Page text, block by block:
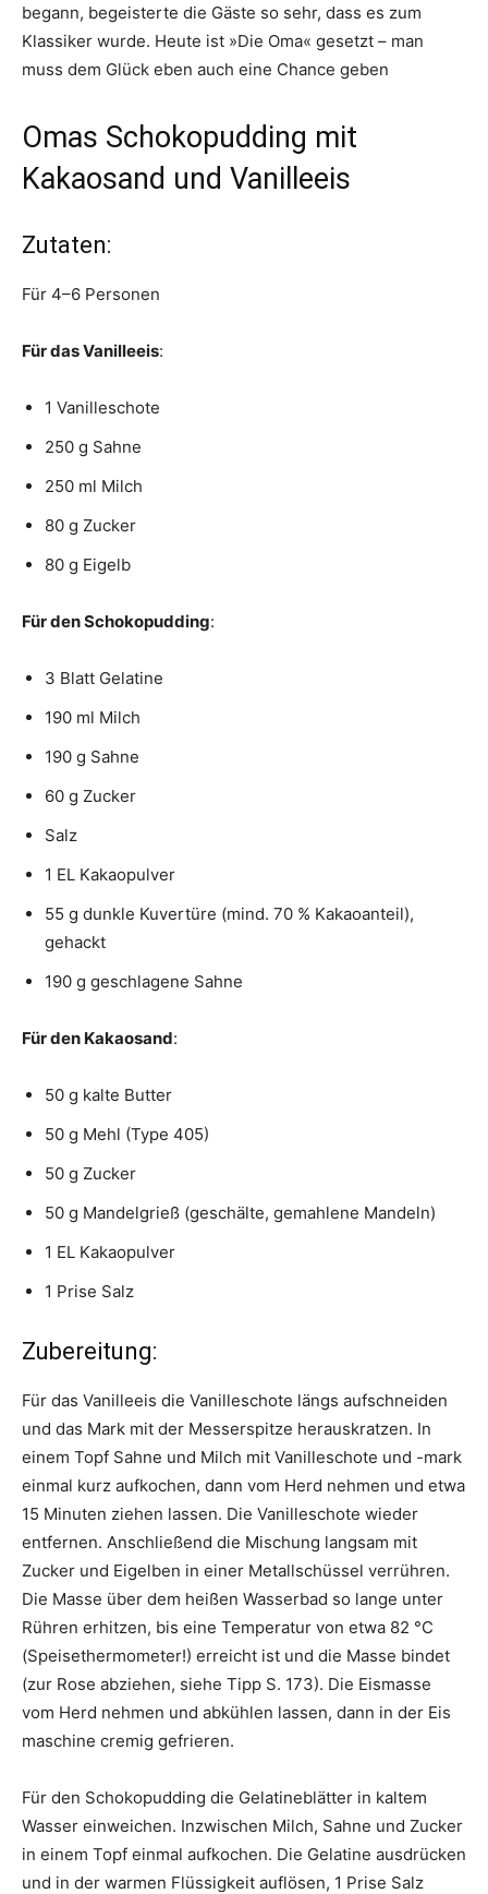
begann, begeisterte die Gäste so sehr, dass es zum
Klassiker wurde. Heute ist »Die Oma« gesetzt – man
muss dem Glück eben auch eine Chance geben
Omas Schokopudding mit
Kakaosand und Vanilleeis
Zutaten:
Für 4–6 Personen
Für das Vanilleeis:
1 Vanilleschote
250 g Sahne
250 ml Milch
80 g Zucker
80 g Eigelb
Für den Schokopudding:
3 Blatt Gelatine
190 ml Milch
190 g Sahne
60 g Zucker
Salz
1 EL Kakaopulver
55 g dunkle Kuvertüre (mind. 70 % Kakaoanteil),
gehackt
190 g geschlagene Sahne
Für den Kakaosand:
50 g kalte Butter
50 g Mehl (Type 405)
50 g Zucker
50 g Mandelgrieß (geschälte, gemahlene Mandeln)
1 EL Kakaopulver
1 Prise Salz
Zubereitung:
Für das Vanilleeis die Vanilleschote längs aufschneiden
und das Mark mit der Messerspitze herauskratzen. In
einem Topf Sahne und Milch mit Vanilleschote und -mark
einmal kurz aufkochen, dann vom Herd nehmen und etwa
15 Minuten ziehen lassen. Die Vanilleschote wieder
entfernen. Anschließend die Mischung langsam mit
Zucker und Eigelben in einer Metallschüssel verrühren.
Die Masse über dem heißen Wasserbad so lange unter
Rühren erhitzen, bis eine Temperatur von etwa 82 °C
(Speisethermometer!) erreicht ist und die Masse bindet
(zur Rose abziehen, siehe Tipp S. 173). Die Eismasse
vom Herd nehmen und abkühlen lassen, dann in der Eis
maschine cremig gefrieren.
Für den Schokopudding die Gelatineblätter in kaltem
Wasser einweichen. Inzwischen Milch, Sahne und Zucker
in einem Topf einmal aufkochen. Die Gelatine ausdrücken
und in der warmen Flüssigkeit auflösen, 1 Prise Salz